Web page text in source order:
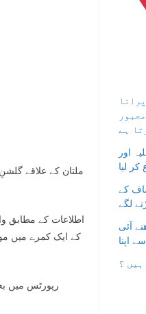
ملتان کے علاقے
اطلاعات کے مطابق
کے ایک کمرے میں
رپورٹس میں
انجام… 4 سال پرانا
ہے
اور
لیا
کے
لگے
آئی
؟